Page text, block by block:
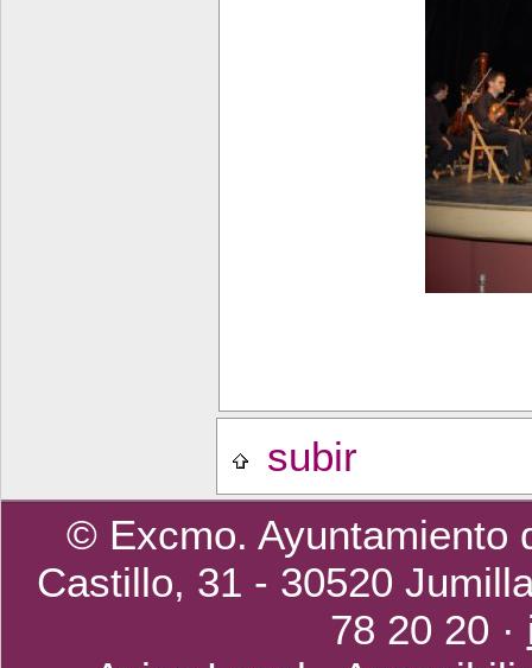
subir
© Excmo. Ayuntamiento
Castillo, 31 - 30520
78 20 20 ·